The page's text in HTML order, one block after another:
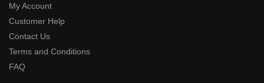
My Account
Customer Help
Contact Us
Terms and Conditions
FAQ